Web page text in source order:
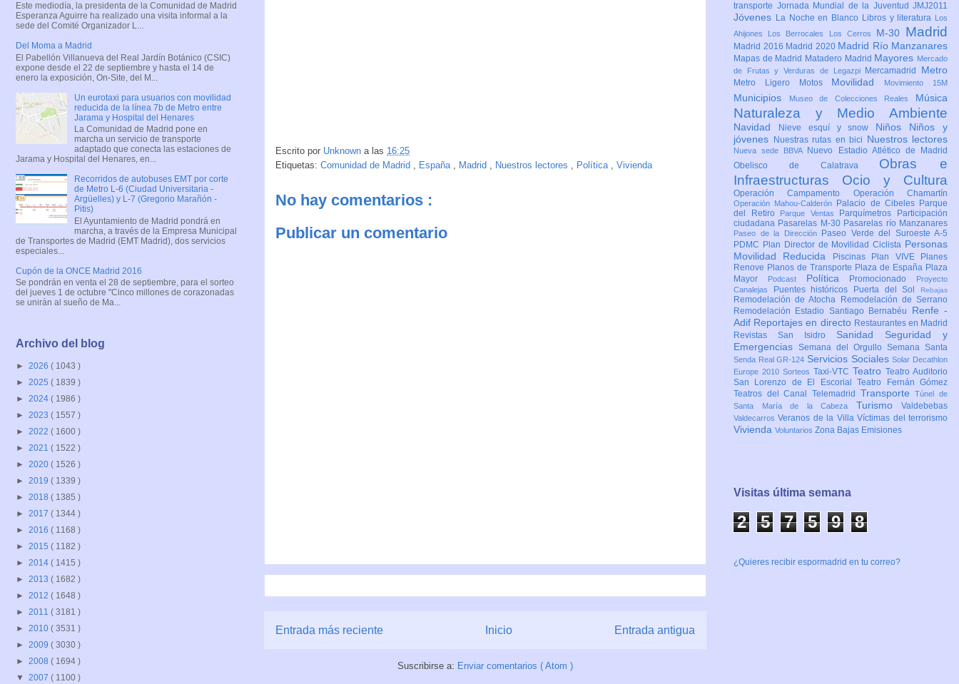
Escrito por Unknown a las 16:25
Etiquetas: Comunidad de Madrid , España , Madrid , Nuestros lectores , Política , Vivienda
No hay comentarios :
Publicar un comentario
Entrada más reciente Entrada antigua
Inicio
Suscribirse a: Enviar comentarios ( Atom )
Este mediodía, la presidenta de la Comunidad de Madrid
Esperanza Aguirre ha realizado una visita informal a la
sede del Comité Organizador L...
Del Moma a Madrid
El Pabellón Villanueva del Real Jardín Botánico (CSIC)
expone desde el 22 de septiembre y hasta el 14 de
enero la exposición, On-Site, del M...
Un eurotaxi para usuarios con movilidad
reducida de la línea 7b de Metro entre
Jarama y Hospital del Henares
La Comunidad de Madrid pone en
marcha un servicio de transporte
adaptado que conecta las estaciones de
Jarama y Hospital del Henares, en...
Recorridos de autobuses EMT por corte
de Metro L-6 (Ciudad Universitaria -
Argüelles) y L-7 (Gregorio Marañón -
Pitis)
El Ayuntamiento de Madrid pondrá en
marcha, a través de la Empresa Municipal
de Transportes de Madrid (EMT Madrid), dos servicios
especiales...
Cupón de la ONCE Madrid 2016
Se pondrán en venta el 28 de septiembre, para el sorteo
del jueves 1 de octubre "Cinco millones de corazonadas
se unirán al sueño de Ma...
Archivo del blog
► 2026 ( 1043 )
► 2025 ( 1839 )
► 2024 ( 1986 )
► 2023 ( 1557 )
► 2022 ( 1600 )
► 2021 ( 1522 )
► 2020 ( 1526 )
► 2019 ( 1339 )
► 2018 ( 1385 )
► 2017 ( 1344 )
► 2016 ( 1168 )
► 2015 ( 1182 )
► 2014 ( 1415 )
► 2013 ( 1682 )
► 2012 ( 1648 )
► 2011 ( 3181 )
► 2010 ( 3531 )
► 2009 ( 3030 )
► 2008 ( 1694 )
▼ 2007 ( 1100 )
transporte Jornada Mundial de la Juventud JMJ2011
Jóvenes La Noche en Blanco Libros y literatura
Los
Ahijones
Los Berrocales Los Cerros M-30 Madrid
Madrid 2016 Madrid 2020 Madrid Río Manzanares
Mapas de Madrid Matadero Madrid Mayores Mercado
de Frutas y Verduras de Legazpi
Mercamadrid Metro
Metro Ligero Motos Movilidad Movimiento 15M
Municipios Museo de Colecciones Reales Música
Naturaleza y Medio Ambiente
Navidad Nieve esquí y snow Niños Niños y
jóvenes
Nuestras rutas en bici Nuestros lectores
Nueva sede BBVA
Nuevo Estadio Atlético de Madrid
Obelisco de Calatrava Obras e
Infraestructuras Ocio y Cultura
Operación Campamento Operación Chamartín
Operación Mahou-Calderón Palacio de Cibeles Parque
del Retiro
Parque Ventas Parquímetros
Participación
ciudadana Pasarelas M-30 Pasarelas río Manzanares
Paseo de la Dirección
Paseo Verde del Suroeste A-5
PDMC Plan Director de Movilidad Ciclista Personas
Movilidad Reducida
Piscinas Plan VIVE
Planes
Renove Planos de Transporte Plaza de España Plaza
Mayor
Podcast Política Promocionado
Proyecto
Canalejas
Puentes históricos Puerta del Sol Rebajas
Remodelación de Atocha
Remodelación de Serrano
Remodelación Estadio Santiago Bernabéu Renfe -
Adif Reportajes en directo Restaurantes en Madrid
Revistas San Isidro Sanidad Seguridad y
Emergencias Semana del Orgullo Semana Santa
Senda Real GR-124 Servicios SocialesSolar Decathlon
Europe 2010 Sorteos Taxi-VTC Teatro Teatro Auditorio
San Lorenzo de El EscorialTeatro Fernán Gómez
Teatros del Canal Telemadrid TransporteTúnel de
Santa María de la Cabeza Turismo Valdebebas
ValdecarrosVeranos de la VillaVíctimas del terrorismo
Vivienda Voluntarios Zona Bajas Emisiones
Visitas última semana
2 5 7 5 9 9
¿Quieres recibir espormadrid en tu correo?